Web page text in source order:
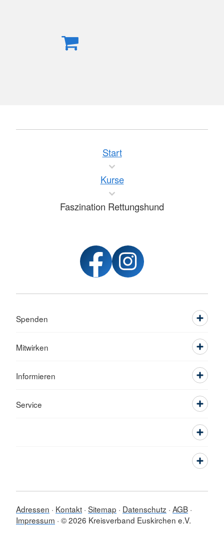
Start
Kurse
Faszination Rettungshund
Spenden
Mitwirken
Informieren
Service
Adressen Kontakt Sitemap Datenschutz AGB
Impressum © 2026 Kreisverband Euskirchen e.V.